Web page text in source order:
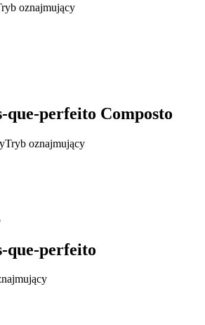
oznajmujący
perfeito Composto
Tryb oznajmujący
que-perfeito